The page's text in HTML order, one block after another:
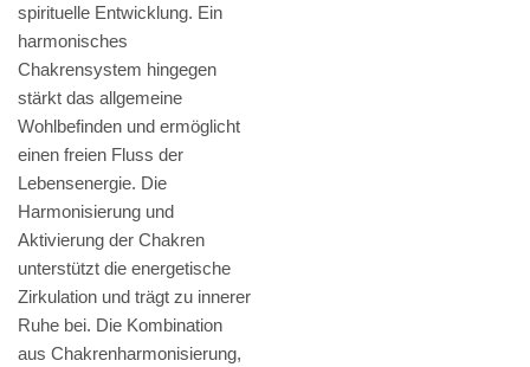
spirituelle Entwicklung. Ein
harmonisches
Chakrensystem hingegen
stärkt das allgemeine
Wohlbefinden und ermöglicht
einen freien Fluss der
Lebensenergie. Die
Harmonisierung und
Aktivierung der Chakren
unterstützt die energetische
Zirkulation und trägt zu innerer
Ruhe bei. Die Kombination
aus Chakrenharmonisierung,